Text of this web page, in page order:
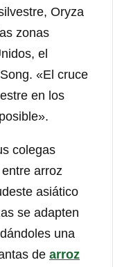
Oryza
zonas
el
«El cruce
en los
colegas
arroz
asiático
se adapten
una
de arroz